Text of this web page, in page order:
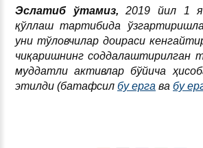
Эслатиб ўтамиз, 2019 йил 1
қўллаш тартибида
уни тўловчилар доираси
чиқаришнинг соддалаштирилган
муддатли активлар бўйича
этилди (батафсил бу ерга ва бу